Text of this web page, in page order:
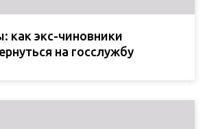
как экс-чиновники
на госслужбу